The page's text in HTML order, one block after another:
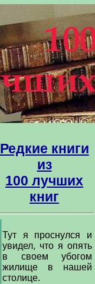
Редкие книги
из
100 лучших
книг
Тут я проснулся и
увидел, что я опять
в своем убогом
жилище в нашей
столице.